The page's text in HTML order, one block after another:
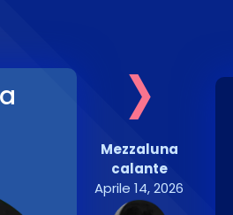
›
Mezzaluna
calante
Aprile 14, 2026